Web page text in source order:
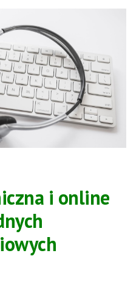
i online